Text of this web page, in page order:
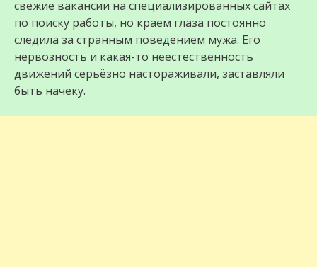
свежие вакансии на специализированных сайтах
по поиску работы, но краем глаза постоянно
следила за странным поведением мужа. Его
нервозность и какая-то неестественность
движений серьёзно настораживали, заставляли
быть начеку.